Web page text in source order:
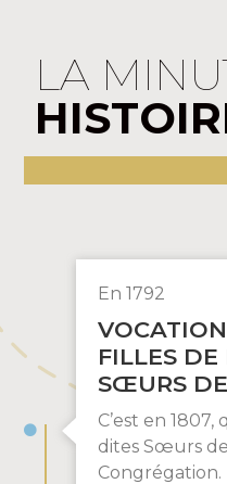
LA
En 1792
FILLES
SŒURS
C’est en
dites Sœurs